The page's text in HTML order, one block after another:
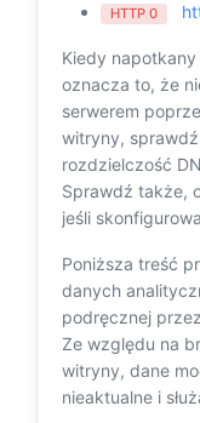
HTTP 0
Kiedy
oznacza to, że
serwerem
witryny,
rozdzielczość
Sprawdź także,
jeśli
Poniższa treść
danych
podręcznej
Ze względu na
witryny, dane
nieaktualne i